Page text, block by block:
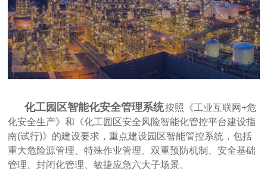
化工园区智能化安全管理系统按照《工业互联网+危
化安全生产》和《化工园区安全风险智能化管控平台建设指
南(试行)》的建设要求，重点建设园区智能管控系统，包括
重大危险源管理、特殊作业管理、双重预防机制、安全基础
管理、封闭化管理、敏捷应急六大子场景。